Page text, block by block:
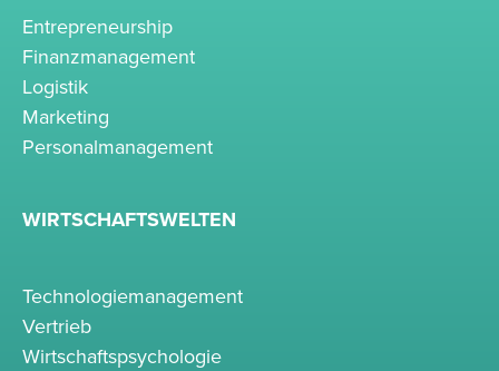
Entrepreneurship
Finanzmanagement
Logistik
Marketing
Personalmanagement
WIRTSCHAFTSWELTEN
Technologiemanagement
Vertrieb
Wirtschaftspsychologie